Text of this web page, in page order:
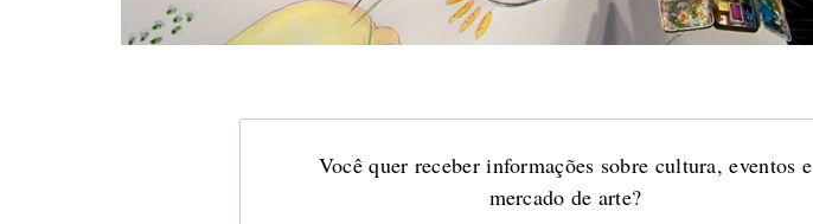
Você quer receber informações sobre cultura, eventos e
mercado de arte?